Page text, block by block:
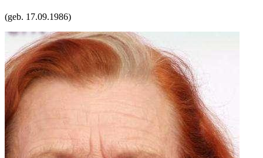
(geb. 17.09.1986)